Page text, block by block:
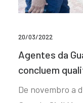
20/03/2022
Agentes da
concluem
De novembro a